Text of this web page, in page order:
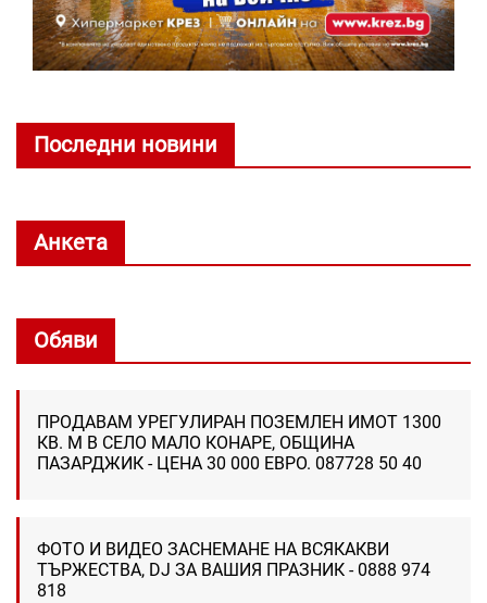
Последни новини
Анкета
Обяви
ПРОДАВАМ УРЕГУЛИРАН ПОЗЕМЛЕН ИМОТ 1300
КВ. М В СЕЛО МАЛО КОНАРЕ, ОБЩИНА
ПАЗАРДЖИК - ЦЕНА 30 000 ЕВРО. 087728 50 40
ФОТО И ВИДЕО ЗАСНЕМАНЕ НА ВСЯКАКВИ
ТЪРЖЕСТВА, DJ ЗА ВАШИЯ ПРАЗНИК - 0888 974
818